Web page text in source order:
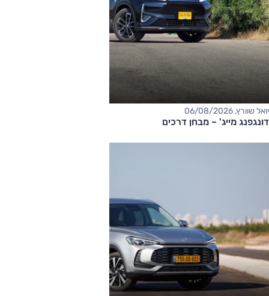
יואל שוורץ, 06/08/2026
דונגפנג מייג' – מבחן דרכים